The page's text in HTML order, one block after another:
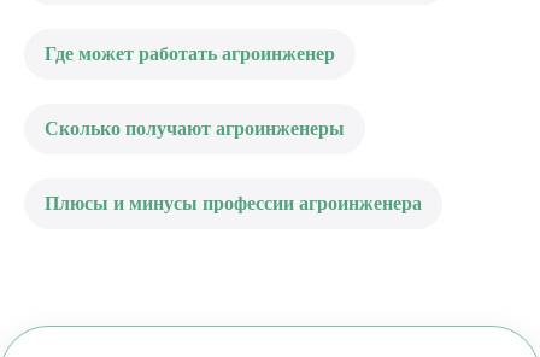
Где может работать агроинженер
Сколько получают агроинженеры
Плюсы и минусы профессии агроинженера